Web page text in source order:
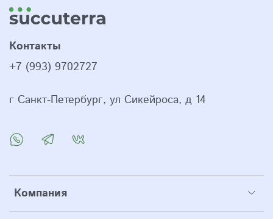
Компания
Контакты
+7 (993) 9702727
г Санкт-Петербург, ул Сикейроса, д 14